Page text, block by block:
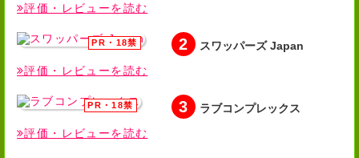
評価・レビューを読む
2
スワッパーズ Japan
評価・レビューを読む
3
ラブコンプレックス
評価・レビューを読む